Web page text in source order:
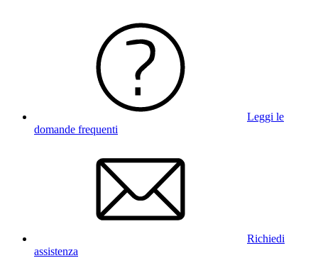
Leggi le
domande frequenti
Richiedi
assistenza